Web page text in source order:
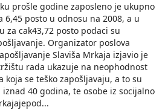
prošle godine zaposleno je ukupno
6,45 posto u odnosu na 2008, a u
za cak43,72 posto podaci su
Organizator poslova
Slaviša Mrkaja izjavio je
rada ukazuje na neophodnost
se teško zapošljavaju, a to su
40 godina, te osobe iz socijalno
...